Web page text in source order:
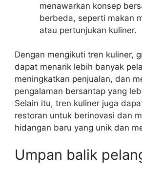
menawarkan konsep
berbeda, seperti makan
atau pertunjukan kuliner.
Dengan mengikuti tren kuliner,
dapat menarik lebih banyak
meningkatkan penjualan, dan
pengalaman bersantap yang
Selain itu, tren kuliner juga
restoran untuk berinovasi dan
hidangan baru yang unik dan
Umpan balik